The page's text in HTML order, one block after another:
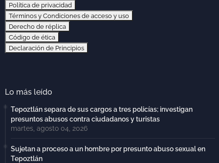
Política de privacidad
Términos y Condiciones de acceso y uso
Derecho de réplica
Código de ética
Declaración de Principios
Lo más leído
Tepoztlán separa de sus cargos a tres policías; investigan
presuntos abusos contra ciudadanos y turistas
martes, agosto 04, 2026
Sujetan a proceso a un hombre por presunto abuso sexual en
Tepoztlán